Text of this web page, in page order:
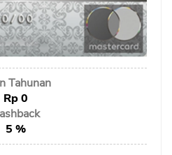
Tahunan
Rp 0
5 %